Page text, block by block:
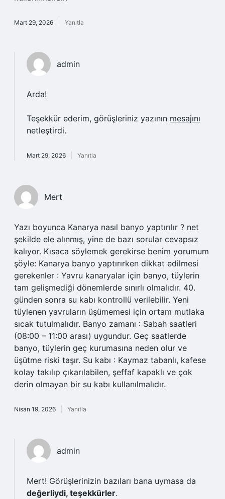
Mart 29, 2026 Yanıtla
admin
Arda!
Teşekkür ederim, görüşleriniz yazının mesajını
netleştirdi.
Mart 29, 2026 Yanıtla
Mert
Yazı boyunca Kanarya nasıl banyo yaptırılır ? net
şekilde ele alınmış, yine de bazı sorular cevapsız
kalıyor. Kısaca söylemek gerekirse benim yorumum
şöyle: Kanarya banyo yaptırırken dikkat edilmesi
gerekenler : Yavru kanaryalar için banyo, tüylerin
tam gelişmediği dönemlerde sınırlı olmalıdır. 40.
günden sonra su kabı kontrollü verilebilir. Yeni
tüylenen yavruların üşümemesi için ortam mutlaka
sıcak tutulmalıdır. Banyo zamanı : Sabah saatleri
(08:00 – 11:00 arası) uygundur. Geç saatlerde
banyo, tüylerin geç kurumasına neden olur ve
üşütme riski taşır. Su kabı : Kaymaz tabanlı, kafese
kolay takılıp çıkarılabilen, şeffaf kapaklı ve çok
derin olmayan bir su kabı kullanılmalıdır.
Nisan 19, 2026 Yanıtla
admin
Mert! Görüşlerinizin bazıları bana uymasa da
değerliydi, teşekkürler.